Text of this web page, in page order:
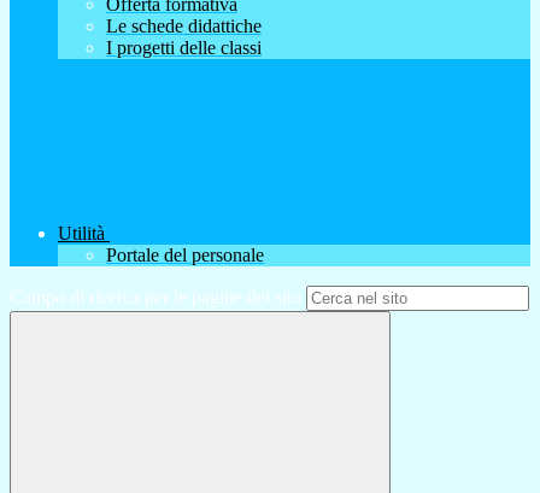
Offerta formativa
Le schede didattiche
I progetti delle classi
Utilità
Portale del personale
Campo di ricerca per le pagine del sito